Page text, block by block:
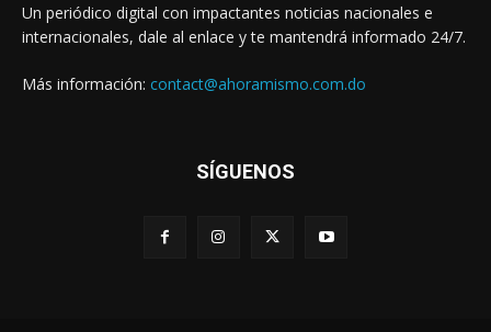
Un periódico digital con impactantes noticias nacionales e
internacionales, dale al enlace y te mantendrá informado 24/7.
Más información: contact@ahoramismo.com.do
SÍGUENOS